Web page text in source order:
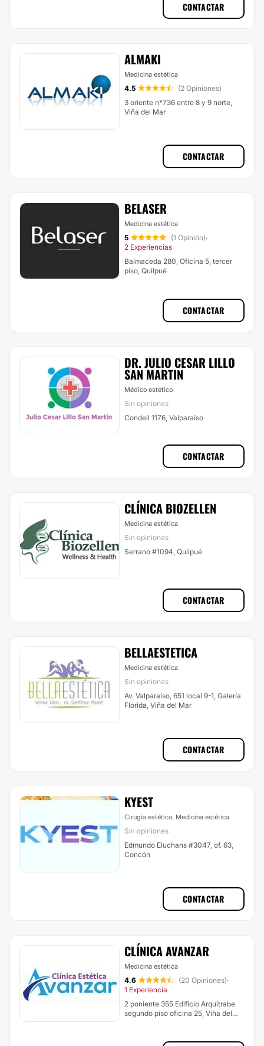
CONTACTAR
ALMAKI
Medicina estética
4.5
(2 Opiniones)
3 oriente n*736 entre 8 y 9 norte,
Viña del Mar
CONTACTAR
BELASER
Medicina estética
5 (1 Opinión)·
2 Experiencias
Balmaceda 280, Oficina 5, tercer
piso, Quilpué
CONTACTAR
DR. JULIO CESAR LILLO
SAN MARTIN
Médico estético
Sin opiniones
Condell 1176, Valparaíso
CONTACTAR
CLÍNICA BIOZELLEN
Medicina estética
Sin opiniones
Serrano #1094, Quilpué
CONTACTAR
BELLAESTETICA
Medicina estética
Sin opiniones
Av. Valparaíso, 651 local 9-1, Galería
Florida, Viña del Mar
CONTACTAR
KYEST
Cirugía estética, Medicina estética
Sin opiniones
Edmundo Eluchans #3047, of. 63,
Concón
CONTACTAR
CLÍNICA AVANZAR
Medicina estética
4.6 (20 Opiniones)·
1 Experiencia
2 poniente 355 Edificio Arquitrabe
segundo piso oficina 25, Viña del